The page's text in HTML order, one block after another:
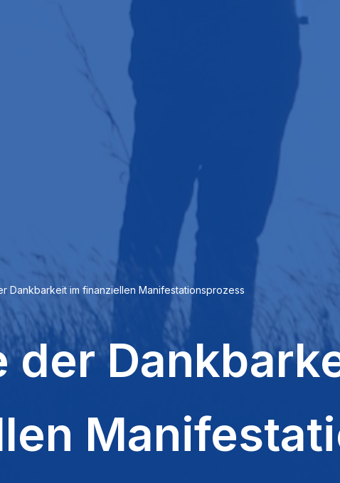
Dankbarkeit im finanziellen Manifestationsprozess
der